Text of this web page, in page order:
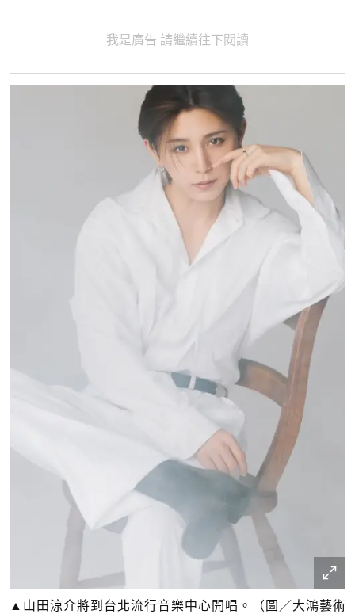
我是廣告 請繼續往下閱讀
▲山田涼介將到台北流行音樂中心開唱。（圖／大鴻藝術